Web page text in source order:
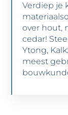
Verdiep je
over hout,
cedar!
Ytong,
meest
Niveau 2 |
BEKIJK